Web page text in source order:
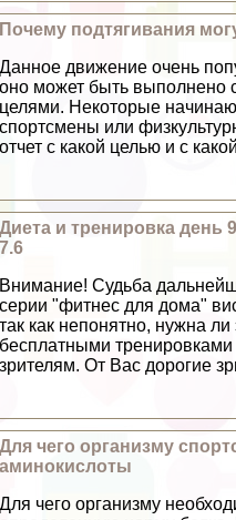
Почему подтягивания
Данное движение очень
оно может быть выполнено
целями. Некоторые
спортсмены или
отчет с какой целью и с
Диета и тренировка день
7.6
Внимание! Судьба
серии "фитнес для дома"
так как непонятно, нужна ли
бесплатными
зрителям. От Вас дорогие
Для чего организму
аминокислоты
Для чего организму